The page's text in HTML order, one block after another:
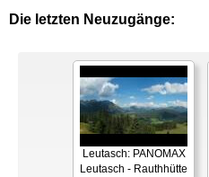
Die letzten Neuzugänge:
Leutasch: PANOMAX
Leutasch - Rauthhütte